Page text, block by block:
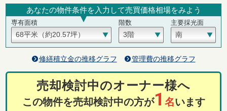
あなたの物件条件を入力して売買価格相場をみよう
専有面積 階数 主要採光面
修繕積立金の推移グラフ 管理費の推移グラフ
売却検討中のオーナー様へ
この物件を売却検討中の方が1 名います